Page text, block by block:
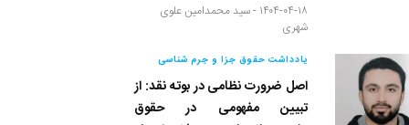
۱۴۰۴-۰۴-۱۸ - سید محمدامین علوی
شهری
یادداشت حقوق جزا و جرم شناسی
اصل ضرورت نظامی در بوته نقد: از
تبیین مفهومی در حقوق